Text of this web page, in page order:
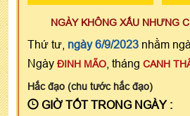
NGÀY KHÔNG XẤU NHƯNG
Thứ tư, ngày 6/9/2023 nhằm
Ngày ĐINH MÃO , tháng CANH
Hắc đạo (chu tước hắc đạo)
GIỜ TỐT TRONG NGÀY :